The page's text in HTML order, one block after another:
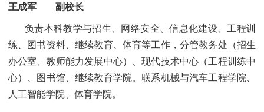
王成军 副校长
负责本科教学与招生、网络安全、信息化建设、工程训
练、图书资料、继续教育、体育等工作，分管教务处（招生
办公室、教师能力发展中心）、现代技术中心（工程训练中
心）、图书馆、继续教育学院。联系机械与汽车工程学院、
人工智能学院、体育学院。